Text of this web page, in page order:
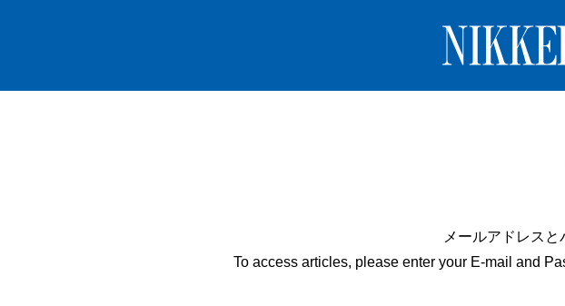
メールアドレスと
To access articles, please enter your E-mail and